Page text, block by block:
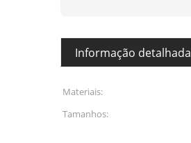
Informação detalhada
Materiais:
Tamanhos: